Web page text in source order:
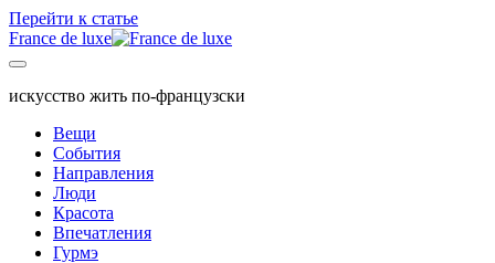
Перейти к статье
France de luxe
искусство жить по-французски
Вещи
События
Направления
Люди
Красота
Впечатления
Гурмэ